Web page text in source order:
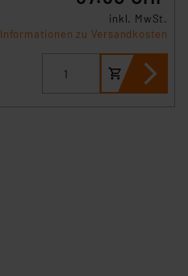
inkl. MwSt.
Informationen zu Versandkosten